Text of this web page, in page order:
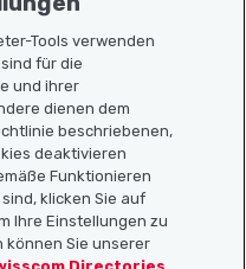
Tools verwenden
für die
und ihrer
dienen dem
beschriebenen,
deaktivieren
Funktionieren
klicken Sie auf
Ihre Einstellungen zu
können Sie unserer